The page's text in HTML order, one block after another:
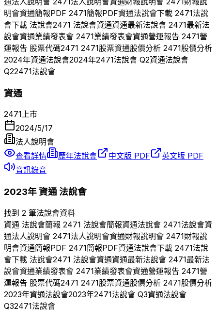
明會資通簡報PDF 2471簡報PDF資通法說會下載 2471法說
會下載 法說會2471 法說會資通資通最新法說會 2471最新法
說會資通業績發表會 2471業績發表會資通營運報告 2471營
運報告 股票代碼2471 2471股票資通股價分析 2471股價分析
2024年資通法說會2024年2471法說會 Q2資通法說會
Q22471法說會
資通
2471上市
2024/5/17
法人說明會
查看詳情
歷年法說會 中文版 PDF
英文版 PDF
音訊錄音
2023年資通法說會
找到 2 筆法說會資料
資通 法說會簡報 2471 法說會簡報資通法說會 2471法說會資
通法人說明會 2471法人說明會資通財報說明會 2471財報說
明會資通簡報PDF 2471簡報PDF資通法說會下載 2471法說
會下載 法說會2471 法說會資通資通最新法說會 2471最新法
說會資通業績發表會 2471業績發表會資通營運報告 2471營
運報告 股票代碼2471 2471股票資通股價分析 2471股價分析
2023年資通法說會2023年2471法說會 Q3資通法說會
Q32471法說會